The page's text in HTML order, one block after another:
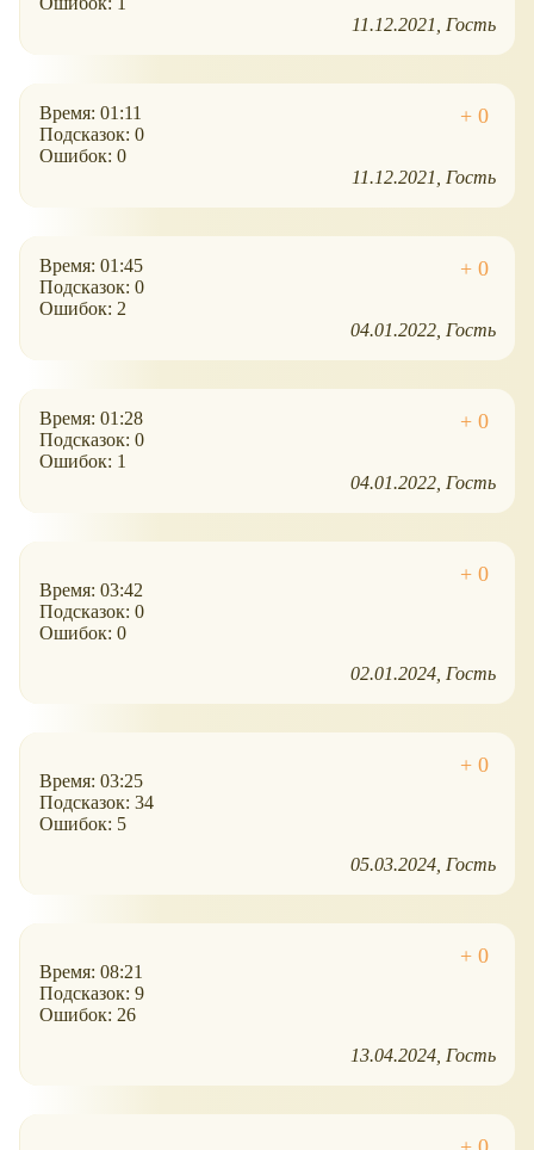
11.12.2021
Гость
Время: 01:11
Подсказок: 0
Ошибок: 0
11.12.2021
Гость
Время: 01:45
Подсказок: 0
Ошибок: 2
04.01.2022 Гость
Время: 01:28
Подсказок: 0
Ошибок: 1
04.01.2022 Гость
Время: 03:42
Подсказок: 0
Ошибок: 0
02.01.2024 Гость
Время: 03:25
Подсказок: 34
Ошибок: 5
05.03.2024 Гость
Время: 08:21
Подсказок: 9
Ошибок: 26
13.04.2024 Гость